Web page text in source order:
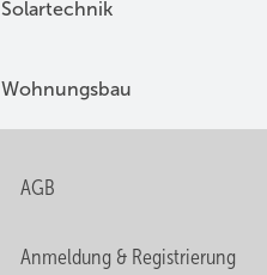
Solartechnik
Wohnungsbau
AGB
Anmeldung & Registrierung